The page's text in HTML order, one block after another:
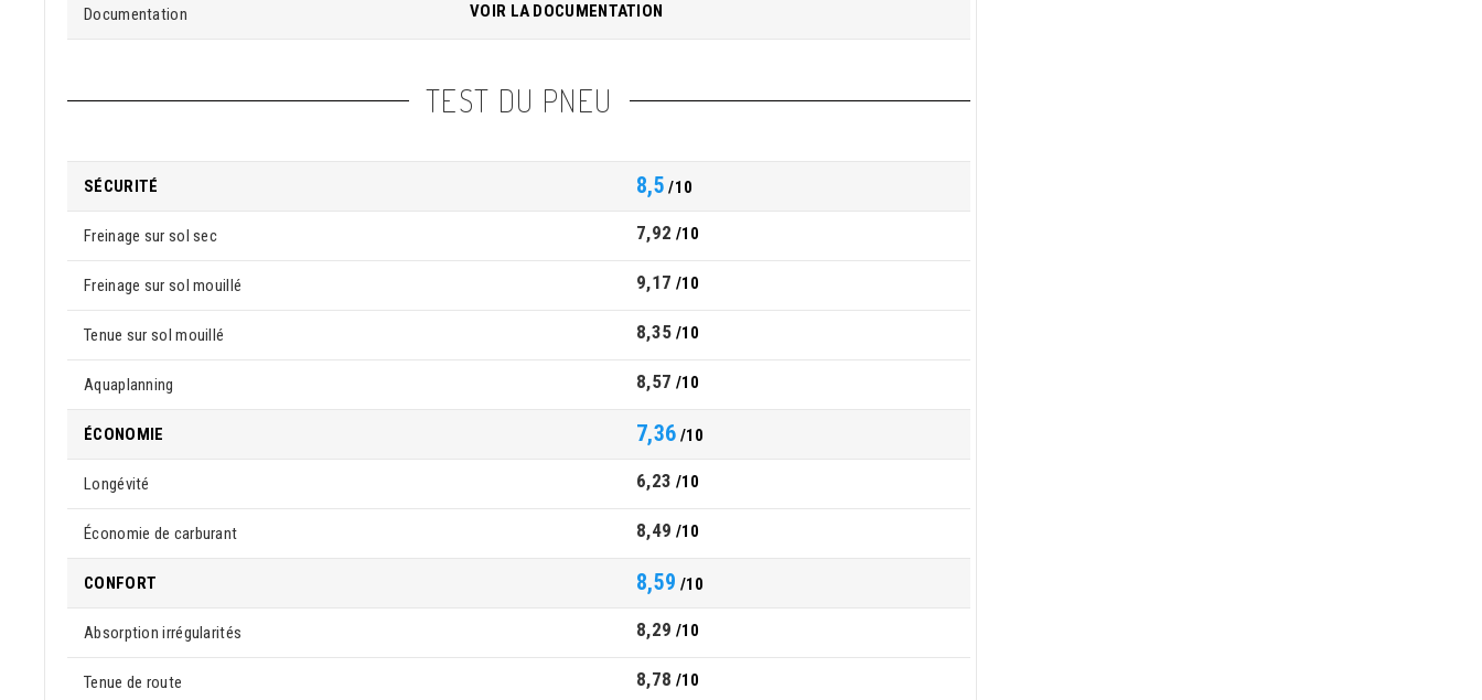
Documentation VOIR LA DOCUMENTATION
TEST DU PNEU
SÉCURITÉ 8,5 /10
Freinage sur sol sec 7,92 /10
Freinage sur sol mouillé 9,17 /10
Tenue sur sol mouillé 8,35 /10
Aquaplanning 8,57 /10
ÉCONOMIE 7,36 /10
Longévité 6,23 /10
Économie de carburant 8,49 /10
CONFORT 8,59 /10
Absorption irrégularités 8,29 /10
Tenue de route 8,78 /10